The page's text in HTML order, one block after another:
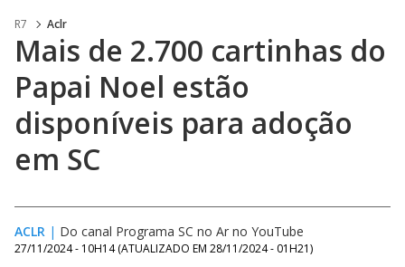
R7 Aclr
Mais de 2.700 cartinhas do
Papai Noel estão
disponíveis para adoção
em SC
ACLR | Do canal Programa SC no Ar no YouTube
27/11/2024 - 10H14 (ATUALIZADO EM 28/11/2024 - 01H21)